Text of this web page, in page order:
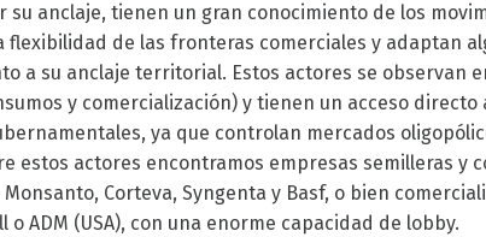
anclaje, tienen un gran conocimiento de los
flexibilidad de las fronteras comerciales y adaptan
a su anclaje territorial. Estos actores se observan
y comercialización) y tienen un acceso directo
ya que controlan mercados
estos actores encontramos empresas semilleras y
Corteva, Syngenta y Basf, o bien
o ADM (USA), con una enorme capacidad de lobby.